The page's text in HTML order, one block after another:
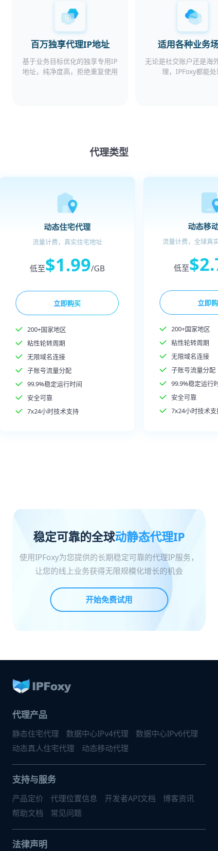
百万独享代理IP地址
基于业务目标优化的独享专用IP
地址，纯净度高，拒绝重复使用
适用各种业务
无论是社交账户还是海
理，IPFoxy都能
代理类型
动态住宅代理
流量计费，真实住宅地址
低至$1.99/GB
立即购买
200+国家地区
粘性轮转周期
无限域名连接
子账号流量分配
99.9%稳定运行时间
安全可靠
7x24小时技术支持
动态移
流量计费，全球真
低至
立即
200+国家地区
粘性轮转周期
无限域名连接
子账号流量分配
99.9%稳定运行
安全可靠
7x24小时技术支
稳定可靠的全球动静态代理IP
使用IPFoxy为您提供的长期稳定可靠的代理IP服务，
让您的线上业务获得无限规模化增长的机会
开始免费试用
代理产品
静态住宅代理 数据中心IPv4代理
数据中心IPv6代理
动态真人住宅代理
动态移动代理
支持与服务
产品定价 代理位置信息 开发者API文档
博客资讯
帮助文档
常见问题
法律声明